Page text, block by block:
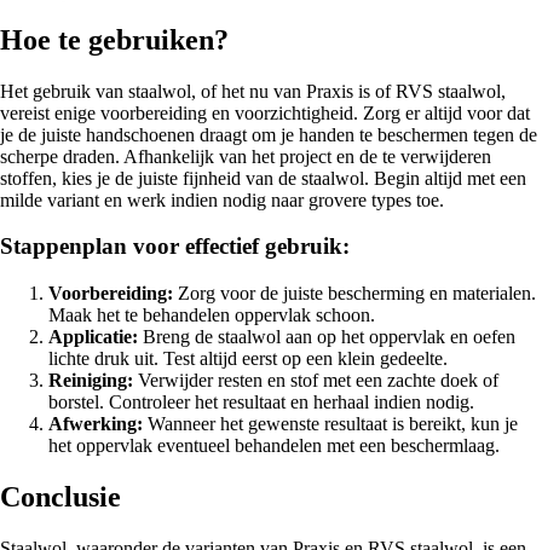
Hoe te gebruiken?
Het gebruik van staalwol, of het nu van Praxis is of RVS staalwol,
vereist enige voorbereiding en voorzichtigheid. Zorg er altijd voor dat
je de juiste handschoenen draagt om je handen te beschermen tegen de
scherpe draden. Afhankelijk van het project en de te verwijderen
stoffen, kies je de juiste fijnheid van de staalwol. Begin altijd met een
milde variant en werk indien nodig naar grovere types toe.
Stappenplan voor effectief gebruik:
Voorbereiding: Zorg voor de juiste bescherming en materialen.
Maak het te behandelen oppervlak schoon.
Applicatie: Breng de staalwol aan op het oppervlak en oefen
lichte druk uit. Test altijd eerst op een klein gedeelte.
Reiniging: Verwijder resten en stof met een zachte doek of
borstel. Controleer het resultaat en herhaal indien nodig.
Afwerking: Wanneer het gewenste resultaat is bereikt, kun je
het oppervlak eventueel behandelen met een beschermlaag.
Conclusie